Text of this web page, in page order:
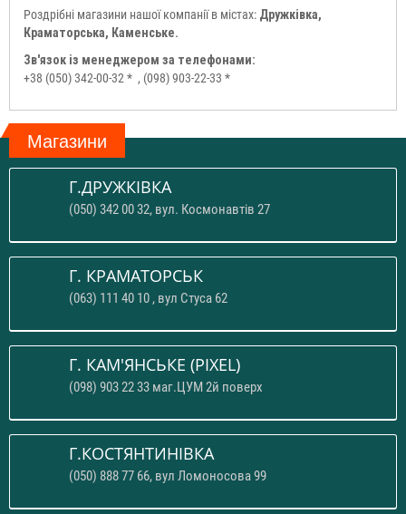
Роздрібні магазини нашої компанії в містах: Дружківка,
Краматорська, Каменське.
Зв'язок із менеджером за телефонами:
+38 (050) 342-00-32 * , (098) 903-22-33 *
Магазини
Г.ДРУЖКІВКА
(050) 342 00 32, вул. Космонавтів 27
Г. КРАМАТОРСЬК
(063) 111 40 10 , вул Стуса 62
Г. КАМ'ЯНСЬКЕ (PIXEL)
(098) 903 22 33 маг.ЦУМ 2й поверх
Г.КОСТЯНТИНІВКА
(050) 888 77 66, вул Ломоносова 99